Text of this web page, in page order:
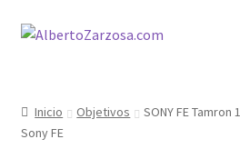
Ir
Ir
AZ Carrito
Inicio Objetivos
SONY FE Tamron
Sony FE